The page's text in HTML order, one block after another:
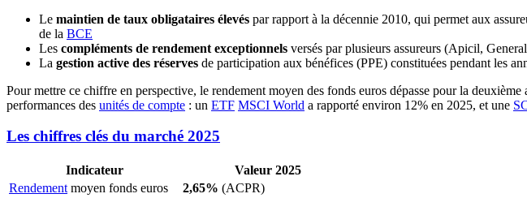
Le maintien de taux obligataires élevés par rapport à la décennie 2010, qui permet aux
de la BCE
Les compléments de rendement exceptionnels versés par plusieurs assureurs (Apicil,
La gestion active des réserves de participation aux bénéfices (PPE) constituées pendant les
Pour mettre ce chiffre en perspective, le rendement moyen des fonds euros dépasse pour la deuxième
performances des unités de compte : un ETF MSCI World a rapporté environ 12% en 2025, et une
Les chiffres clés du marché 2025
Indicateur
Valeur 2025
Rendement moyen fonds euros 2,65% (ACPR)